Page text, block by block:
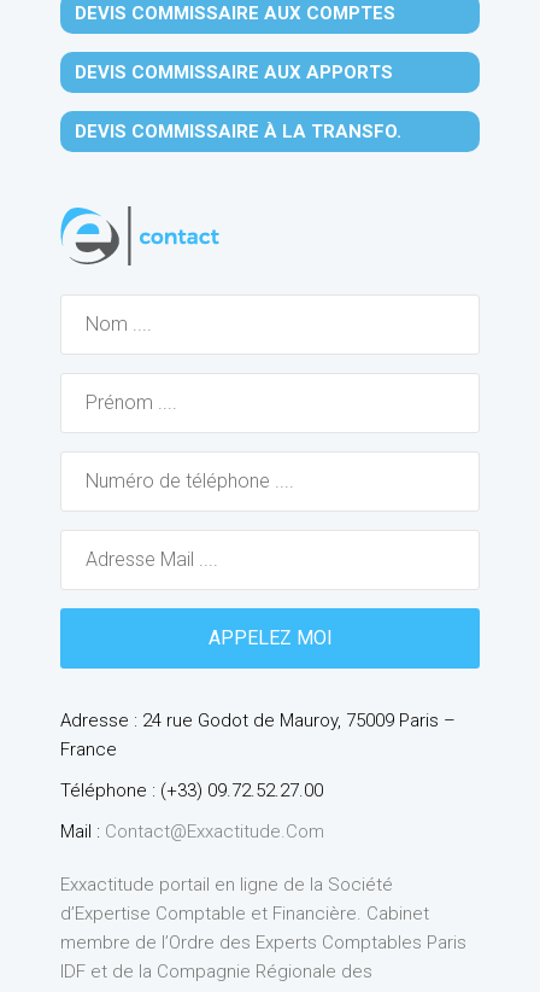
DEVIS COMMISSAIRE AUX COMPTES
DEVIS COMMISSAIRE AUX APPORTS
DEVIS COMMISSAIRE À LA TRANSFO.
Adresse : 24 rue Godot de Mauroy, 75009 Paris –
France
Téléphone : (+33) 09.72.52.27.00
Mail : Contact@exxactitude.com
Exxactitude portail en ligne de la Société
d’Expertise Comptable et Financière. Cabinet
membre de l’Ordre des Experts Comptables Paris
IDF et de la Compagnie Régionale des